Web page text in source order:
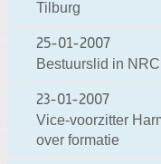
Tilburg
25-01-2007
Bestuurslid in
23-01-2007
Vice-voorzitter
over formatie